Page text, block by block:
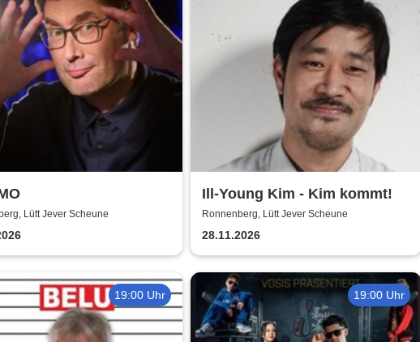
Lütt Jever Scheune
Ill-Young Kim - Kim kommt!
Ronnenberg, Lütt Jever Scheune
28.11.2026
19:00 Uhr 19:00 Uhr